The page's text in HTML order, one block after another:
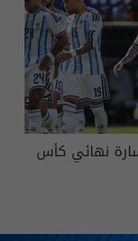
نهائي كأس